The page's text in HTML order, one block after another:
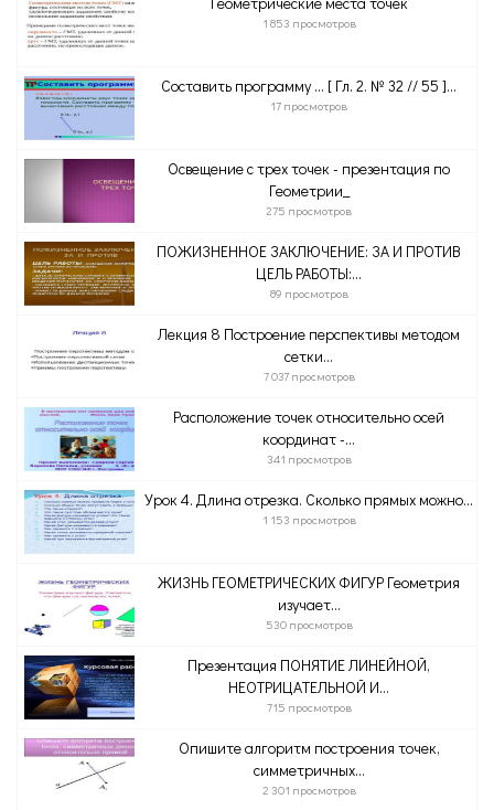
1 853 просмотров
Составить программу … [ Гл. 2. № 32 // 55 ]...
17 просмотров
Освещение с трех точек - презентация по
Геометрии_
275 просмотров
ПОЖИЗНЕННОЕ ЗАКЛЮЧЕНИЕ: ЗА И ПРОТИВ
ЦЕЛЬ РАБОТЫ:...
89 просмотров
Лекция 8 Построение перспективы методом
сетки...
7 037 просмотров
Расположение точек относительно осей
координат -...
341 просмотров
Урок 4. Длина отрезка. Сколько прямых можно...
1 153 просмотров
ЖИЗНЬ ГЕОМЕТРИЧЕСКИХ ФИГУР Геометрия
изучает...
530 просмотров
Презентация ПОНЯТИЕ ЛИНЕЙНОЙ,
НЕОТРИЦАТЕЛЬНОЙ И...
715 просмотров
Опишите алгоритм построения точек,
симметричных...
2 301 просмотров